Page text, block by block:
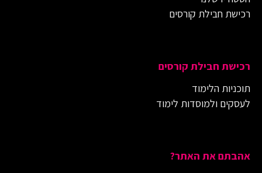
רכישת חבילת קורסים
רכישת חבילת קורסים
תוכניות הלימוד
לעסקים ולמוסדות לימוד
אהבתם את האתר?